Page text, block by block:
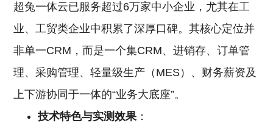
超兔一体云已服务超过6万家中小企业，尤其在工
业、工贸类企业中积累了深厚口碑。其核心定位并
非单一CRM，而是一个集CRM、进销存、订单管
理、采购管理、轻量级生产（MES）、财务薪资及
上下游协同于一体的“业务大底座”。
技术特色与实测效果：